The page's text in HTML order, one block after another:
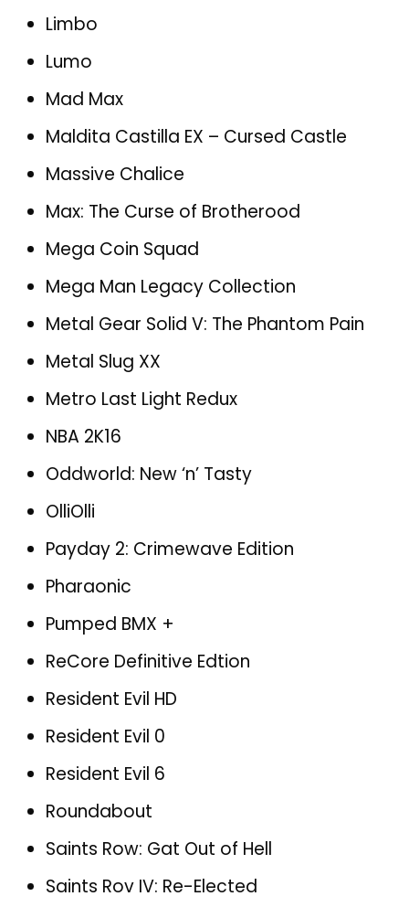
Limbo
Lumo
Mad Max
Maldita Castilla EX – Cursed Castle
Massive Chalice
Max: The Curse of Brotherood
Mega Coin Squad
Mega Man Legacy Collection
Metal Gear Solid V: The Phantom Pain
Metal Slug XX
Metro Last Light Redux
NBA 2K16
Oddworld: New ‘n’ Tasty
OlliOlli
Payday 2: Crimewave Edition
Pharaonic
Pumped BMX +
ReCore Definitive Edtion
Resident Evil HD
Resident Evil 0
Resident Evil 6
Roundabout
Saints Row: Gat Out of Hell
Saints Rov IV: Re-Elected